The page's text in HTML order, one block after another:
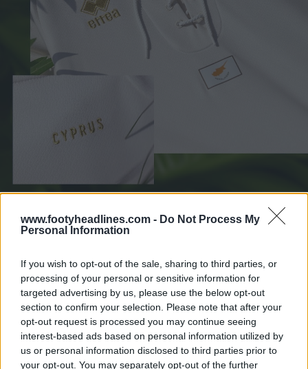
www.footyheadlines.com - Do Not Process My
Personal Information
If you wish to opt-out of the sale, sharing to third parties, or
processing of your personal or sensitive information for
targeted advertising by us, please use the below opt-out
section to confirm your selection. Please note that after your
opt-out request is processed you may continue seeing
interest-based ads based on personal information utilized by
us or personal information disclosed to third parties prior to
your opt-out. You may separately opt-out of the further